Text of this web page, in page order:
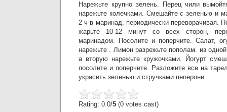
Нарежьте крупно зелень. Перец чили
нарежьте колечками. Смешайте с зеленью и
2 ч в маринад, периодически переворачивая.
жарьте 10-12 минут со всех сторон,
маринадом. Посолите и поперчите. Салат,
нарежьте . Лимон разрежьте пополам. из
а вторую нарежьте кружочками. Йогурт
посолите и поперчите. Разложите все на
украсить зеленью и стручками пеперони.
Rating: 0.0/5 (0 votes cast)